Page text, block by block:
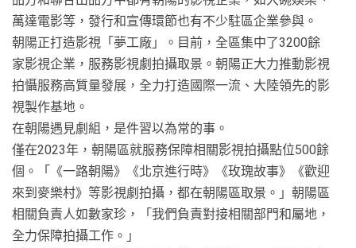
萬達電影等，發行和宣傳環節也有不少駐區企業參與。
朝陽正打造影視「夢工廠」。目前，全區集中了3200餘
家影視企業，服務影視劇拍攝取景。朝陽正大力推動影視
拍懾服務高質量發展，全力打造國際一流、大陸領先的影
視製作基地。
在朝陽遇見劇組，是件習以為常的事。
僅在2023年，朝陽區就服務保障相關影視拍攝點位500餘
個。「《一路朝陽》《北京進行時》《玫瑰故事》《歡迎
來到麥樂村》等影視劇拍攝，都在朝陽區取景。」朝陽區
相關負責人如數家珍，「我們負責對接相關部門和屬地，
全力保障拍攝工作。」